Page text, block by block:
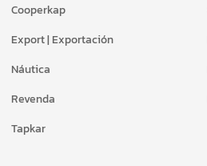
Cooperkap
Export | Exportación
Náutica
Revenda
Tapkar